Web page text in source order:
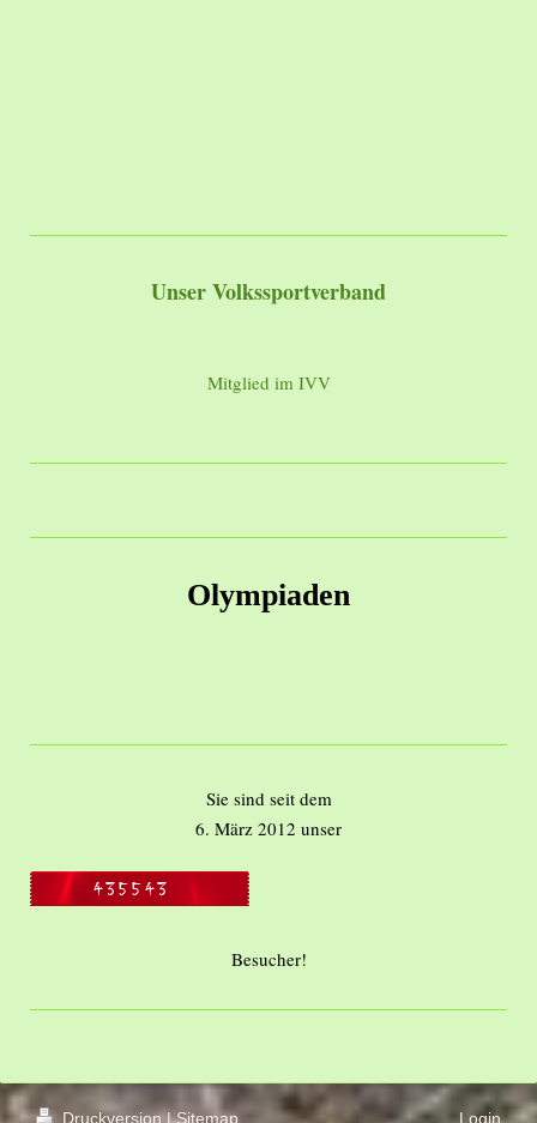
Unser Volkssportverband
Mitglied im IVV
Olympiaden
Sie sind seit dem
6. März 2012 unser
Besucher!
Druckversion| Sitemap Login